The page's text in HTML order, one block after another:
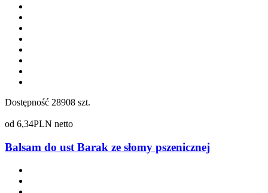
Dostępność 28908 szt.
od 6,34PLN netto
Balsam do ust Barak ze słomy pszenicznej